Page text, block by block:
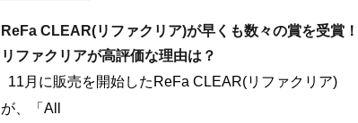
ReFa CLEAR(リファクリア)が早くも数々の賞を受賞！
リファクリアが高評価な理由は？
11月に販売を開始したReFa CLEAR(リファクリア)
が、「All